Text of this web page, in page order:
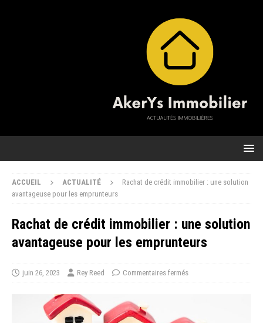
ACCUEIL ACTUALITÉ
Rachat de crédit immobilier : une solution
avantageuse pour les emprunteurs
Rachat de crédit immobilier : une solution
avantageuse pour les emprunteurs
juin 26, 2023 Rey Reed Commentaires fermés